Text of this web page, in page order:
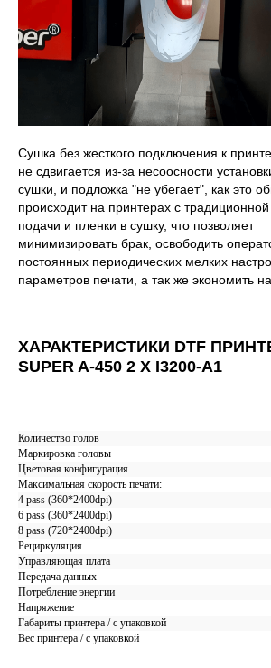
Сушка без жесткого подключения к
не сдвигается из-за несоосности
сушки, и подложка "не убегает", как это
происходит на принтерах с
подачи и пленки в сушку, что позволяет
минимизировать брак, освободить
постоянных периодических мелких
параметров печати, а так же экономить
ХАРАКТЕРИСТИКИ DTF
SUPER A-450 2 X I3200-A1
Количество голов
Маркировка головы
Цветовая конфигурация
Максимальная скорость печати:
4 pass (360*2400dpi)
6 pass (360*2400dpi)
8 pass (720*2400dpi)
Рециркуляция
Управляющая плата
Передача данных
Потребление энергии
Напряжение
Габариты принтера / с упаковкой
Вес принтера / с упаковкой
✅ Себестоимость печати у наших клиентов
существенно , чем у конкурентов.
🔥 Это даёт возможность зарабатывать больше
НИЗКАЯ СЕБЕСТОИМОСТЬ
ПЕЧАТИ